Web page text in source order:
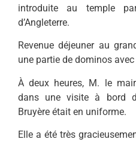
introduite au temple
d’Angleterre.
Revenue déjeuner au
une partie de dominos
À deux heures, M. le
dans une visite à bord
Bruyère était en uniforme.
Elle a été très